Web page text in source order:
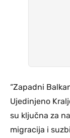
“Zapadni
Ujedinjeno
su ključna za
migracija i